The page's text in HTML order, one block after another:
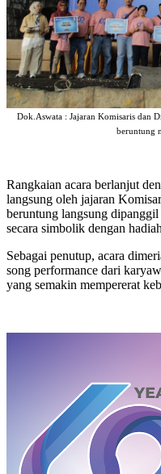
Dok.Aswata : Jajaran Komisaris dan
beruntung
Rangkaian acara berlanjut
langsung oleh jajaran
beruntung langsung
secara simbolik dengan
Sebagai penutup, acara
song performance dari
yang semakin mempererat